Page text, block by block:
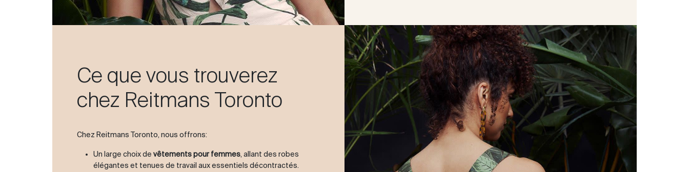
Ce que vous trouverez
chez Reitmans Toronto
Chez Reitmans Toronto, nous offrons:
Un large choix de vêtements pour femmes, allant des robes
élégantes et tenues de travail aux essentiels décontractés.